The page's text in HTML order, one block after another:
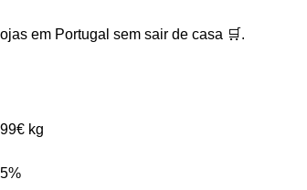
em Portugal sem sair de casa 🛒.
kg